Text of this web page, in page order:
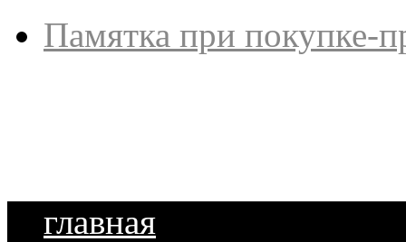
Памятка при покупке-
главная